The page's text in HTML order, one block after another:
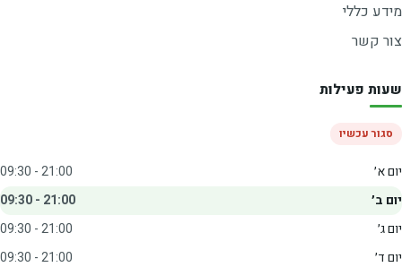
מידע כללי
צור קשר
שעות פעילות
סגור עכשיו
יום א׳
09:30 - 21:00
יום ב׳
09:30 - 21:00
יום ג׳
09:30 - 21:00
יום ד׳
09:30 - 21:00